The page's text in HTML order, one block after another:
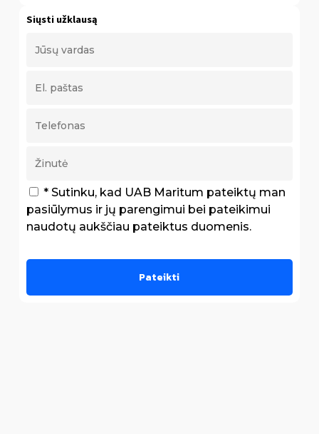
Siųsti užklausą
* Sutinku, kad UAB Maritum pateiktų man
pasiūlymus ir jų parengimui bei pateikimui
naudotų aukščiau pateiktus duomenis.